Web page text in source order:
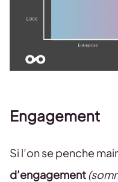
Engagement
Si l’on se penche
d’engagement